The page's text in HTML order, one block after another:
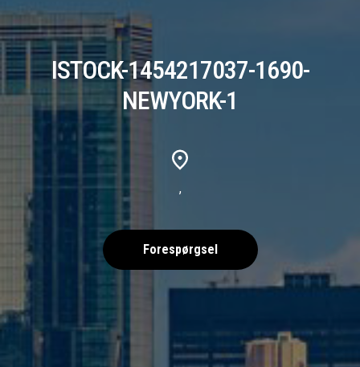
ISTOCK-1454217037-1690-
NEWYORK-1
,
Forespørgsel